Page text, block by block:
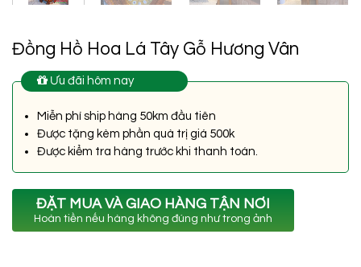
Đồng Hồ Hoa Lá Tây Gỗ Hương Vân
Ưu đãi hôm nay
Miễn phí ship hàng 50km đầu tiên
Được tặng kèm phần quà trị giá 500k
Được kiểm tra hàng trước khi thanh toán.
ĐẶT MUA VÀ GIAO HÀNG TẬN NƠI
Hoàn tiền nếu hàng không đúng như trong ảnh